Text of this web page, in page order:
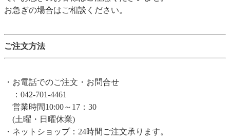
お急ぎの場合はご相談ください。
ご注文方法
・お電話でのご注文・お問合せ
：042-701-4461
営業時間10:00～17：30
(土曜・日曜休業)
・ネットショップ：24時間ご注文承ります。